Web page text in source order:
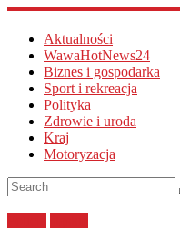
Aktualności
WawaHotNews24
Biznes i gospodarka
Sport i rekreacja
Polityka
Zdrowie i uroda
Kraj
Motoryzacja